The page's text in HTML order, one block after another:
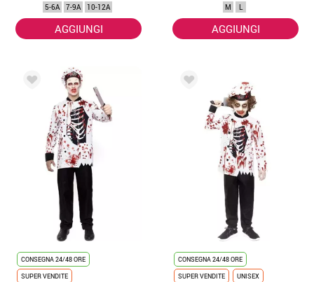
5-6A 7-9A 10-12A
AGGIUNGI
M L
AGGIUNGI
CONSEGNA 24/48 ORE
SUPER VENDITE
CONSEGNA 24/48 ORE
SUPER VENDITE
UNISEX